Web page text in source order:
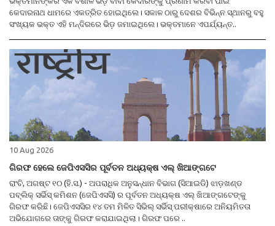
କେଦାରନାଥ ଧାମରେ ଏକତ୍ରିତ ହୋଇଥିଲେ। ସକାଳ ଠାରୁ ଦେଶର ବିଭିନ୍ନ ସ୍ଥାନରୁ ବହୁ
ସଂଖ୍ୟକ ଭକ୍ତ ଏହି ମନ୍ଦିରରେ ଭିଡ଼ ଜମାଇଥିଲେ। ଭକ୍ତମାନେ ଏପର୍ଯ୍ୟନ୍ତ..
10 Aug 2026
ଗିରଫ ହେଲେ ଜେପିଏସସିର ପୂର୍ବତନ ଅଧ୍ୟକ୍ଷ ଏଲ୍ ଖିଆଙ୍ଗଟେ
ରାଂଚି, ଅଗଷ୍ଟ ୧୦ (ହି.ସ.) - ଅପରାଧିକ ଅନୁସନ୍ଧାନ ବିଭାଗ (ସିଆଇଡି) ଝାଡ଼ଖଣ୍ଡ
ପବ୍ଲିକ୍ ସର୍ଭିସ୍ କମିଶନ (ଜେପିଏସସି) ର ପୂର୍ବତନ ଅଧ୍ୟକ୍ଷ ଏଲ୍ ଖିଆଙ୍ଗଟେଙ୍କୁ
ଗିରଫ କରିଛି। ଜେପିଏସସିର ୧୪ ତମ ମିଳିତ ସିଭିଲ୍ ସର୍ଭିସ୍ ପରୀକ୍ଷାରେ ଅନିୟମିତତା
ଅଭିଯୋଗରେ ତାଙ୍କୁ ଗିରଫ କରାଯାଇଥିଲା। ଗିରଫ ପରେ ..